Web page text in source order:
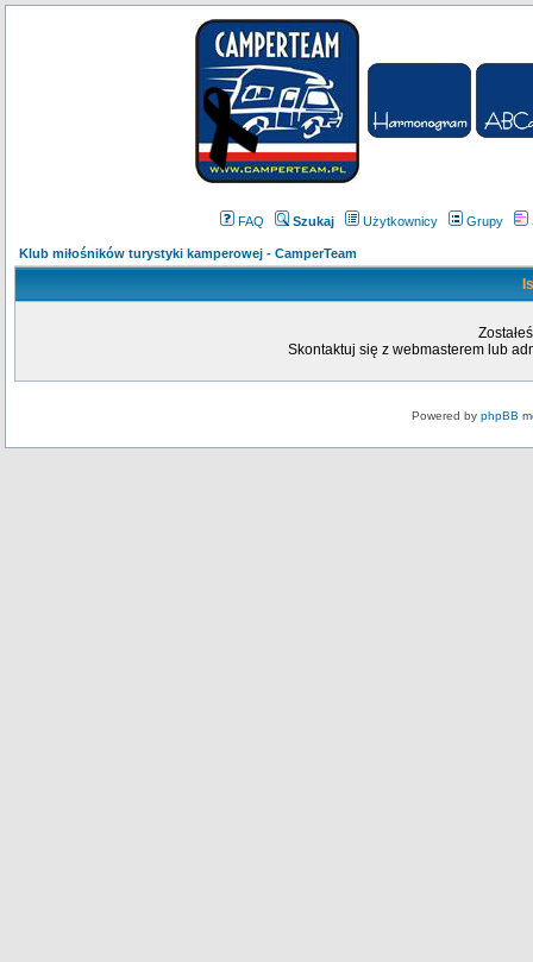
FAQ Szukaj Użytkownicy Grupy
Klub miłośników turystyki kamperowej - CamperTeam
Skontaktuj się z webmasterem lub
Powered by phpBB